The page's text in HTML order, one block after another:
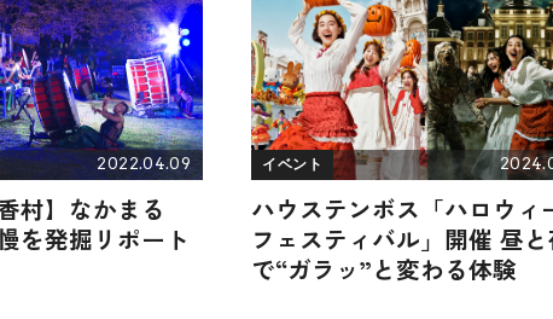
2022.04.09
村】なかまる
を発掘リポート
イベント
ハウステンボス「ハロウィ
フェスティバル」開催 昼
で“ガラッ”と変わる体験